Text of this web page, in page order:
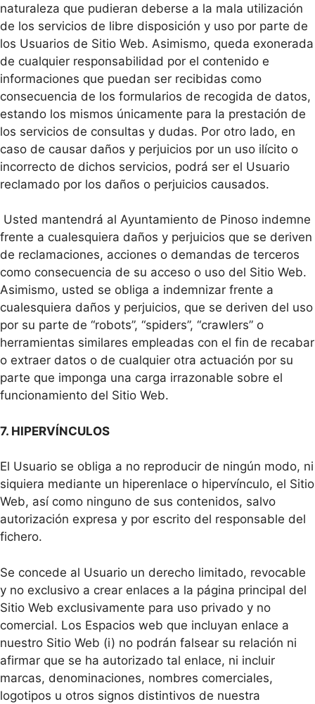
naturaleza que pudieran deberse a la mala utilización
de los servicios de libre disposición y uso por parte de
los Usuarios de Sitio Web. Asimismo, queda exonerada
de cualquier responsabilidad por el contenido e
informaciones que puedan ser recibidas como
consecuencia de los formularios de recogida de datos,
estando los mismos únicamente para la prestación de
los servicios de consultas y dudas. Por otro lado, en
caso de causar daños y perjuicios por un uso ilícito o
incorrecto de dichos servicios, podrá ser el Usuario
reclamado por los daños o perjuicios causados.
Usted mantendrá al Ayuntamiento de Pinoso indemne
frente a cualesquiera daños y perjuicios que se deriven
de reclamaciones, acciones o demandas de terceros
como consecuencia de su acceso o uso del Sitio Web.
Asimismo, usted se obliga a indemnizar frente a
cualesquiera daños y perjuicios, que se deriven del uso
por su parte de “robots”, “spiders”, “crawlers” o
herramientas similares empleadas con el fin de recabar
o extraer datos o de cualquier otra actuación por su
parte que imponga una carga irrazonable sobre el
funcionamiento del Sitio Web.
7. HIPERVÍNCULOS
El Usuario se obliga a no reproducir de ningún modo, ni
siquiera mediante un hiperenlace o hipervínculo, el Sitio
Web, así como ninguno de sus contenidos, salvo
autorización expresa y por escrito del responsable del
fichero.
Se concede al Usuario un derecho limitado, revocable
y no exclusivo a crear enlaces a la página principal del
Sitio Web exclusivamente para uso privado y no
comercial. Los Espacios web que incluyan enlace a
nuestro Sitio Web (i) no podrán falsear su relación ni
afirmar que se ha autorizado tal enlace, ni incluir
marcas, denominaciones, nombres comerciales,
logotipos u otros signos distintivos de nuestra